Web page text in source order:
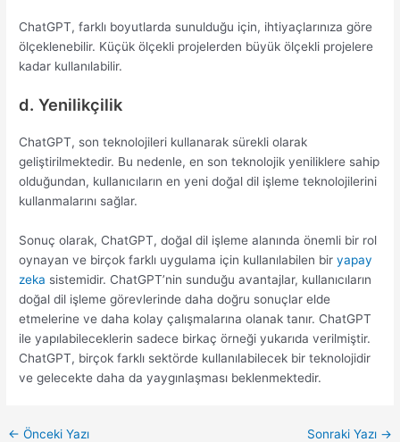
ChatGPT, farklı boyutlarda sunulduğu için, ihtiyaçlarınıza göre
ölçeklenebilir. Küçük ölçekli projelerden büyük ölçekli projelere
kadar kullanılabilir.
d. Yenilikçilik
ChatGPT, son teknolojileri kullanarak sürekli olarak
geliştirilmektedir. Bu nedenle, en son teknolojik yeniliklere sahip
olduğundan, kullanıcıların en yeni doğal dil işleme teknolojilerini
kullanmalarını sağlar.
Sonuç olarak, ChatGPT, doğal dil işleme alanında önemli bir rol
oynayan ve birçok farklı uygulama için kullanılabilen biryapay
zeka sistemidir. ChatGPT’nin sunduğu avantajlar, kullanıcıların
doğal dil işleme görevlerinde daha doğru sonuçlar elde
etmelerine ve daha kolay çalışmalarına olanak tanır. ChatGPT
ile yapılabileceklerin sadece birkaç örneği yukarıda verilmiştir.
ChatGPT, birçok farklı sektörde kullanılabilecek bir teknolojidir
ve gelecekte daha da yaygınlaşması beklenmektedir.
Yazı
← Önceki Yazı Sonraki Yazı →